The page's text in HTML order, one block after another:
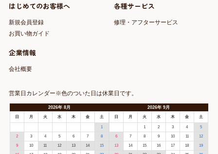
はじめてのお客様へ
新規会員登録
お買い物ガイド
各種サービス
修理・アフターサービス
企業情報
会社概要
営業日カレンダー※色のついた日は休業日です。
2026年 8月
日 月 火 水 木 金 土
1
2 3 4 5 6 7 8
9 10 11 12 13 14 15
2026年9月
日 月 火 水 木 金 土
1 2 3 4 5
6 7 8 9 10 11 12
13 14 15 16 17 18 19